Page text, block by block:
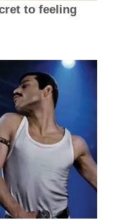
to feeling